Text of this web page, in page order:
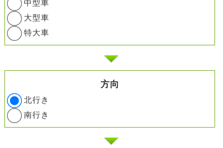
中型車
大型車
特大車
方向
北行き
南行き